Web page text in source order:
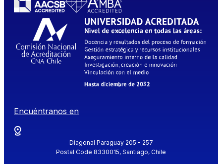
Encuéntranos en
Diagonal Paraguay 205 - 257
Postal Code 8330015, Santiago, Chile